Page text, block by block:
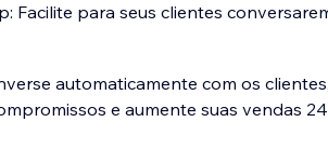
Facilite para seus clientes
automaticamente com os
e aumente suas vendas